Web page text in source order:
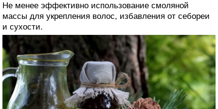
Не менее эффективно использование смоляной
массы для укрепления волос, избавления от себореи
и сухости.